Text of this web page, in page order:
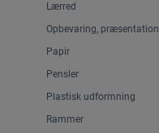
Hermoli
Lærred
Opbevaring, præsentation
Papir
Pensler
Plastisk udformning
Rammer